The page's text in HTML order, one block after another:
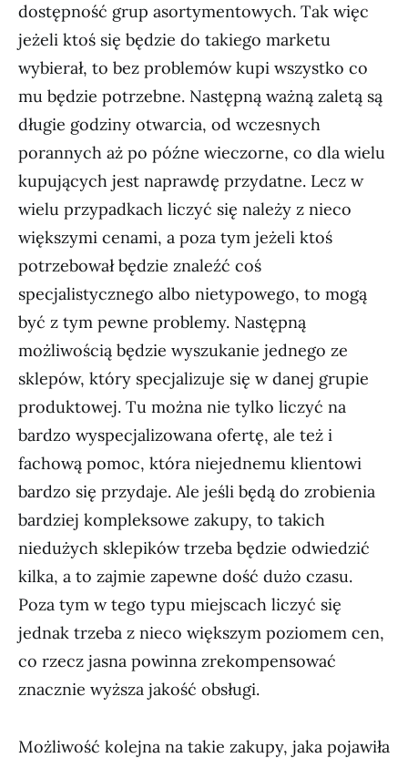
dostępność grup asortymentowych. Tak więc
jeżeli ktoś się będzie do takiego marketu
wybierał, to bez problemów kupi wszystko co
mu będzie potrzebne. Następną ważną zaletą są
długie godziny otwarcia, od wczesnych
porannych aż po późne wieczorne, co dla wielu
kupujących jest naprawdę przydatne. Lecz w
wielu przypadkach liczyć się należy z nieco
większymi cenami, a poza tym jeżeli ktoś
potrzebował będzie znaleźć coś
specjalistycznego albo nietypowego, to mogą
być z tym pewne problemy. Następną
możliwością będzie wyszukanie jednego ze
sklepów, który specjalizuje się w danej grupie
produktowej. Tu można nie tylko liczyć na
bardzo wyspecjalizowana ofertę, ale też i
fachową pomoc, która niejednemu klientowi
bardzo się przydaje. Ale jeśli będą do zrobienia
bardziej kompleksowe zakupy, to takich
niedużych sklepików trzeba będzie odwiedzić
kilka, a to zajmie zapewne dość dużo czasu.
Poza tym w tego typu miejscach liczyć się
jednak trzeba z nieco większym poziomem cen,
co rzecz jasna powinna zrekompensować
znacznie wyższa jakość obsługi.
Możliwość kolejna na takie zakupy, jaka pojawiła